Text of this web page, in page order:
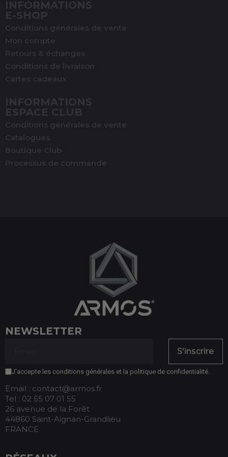
INFORMATIONS
E-SHOP
Conditions générales de vente
Mon compte
Retours & échanges
Conditions de livraison
Cartes cadeaux
INFORMATIONS
ESPACE CLUB
Conditions générales de vente
Catalogues
Boutique Club
Processus de commande
NEWSLETTER
S'inscrire
J'accepte les conditions générales et la politique de confidentialité.
Email : contact@armos.fr
Tel : 02 55 07 01 55
26 avenue de la Forêt
44860 Saint-Aignan-Grandlieu
FRANCE